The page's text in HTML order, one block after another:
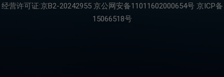
经营许可证:京B2-20242955 京公网安备11011602000654号 京ICP备
15066518号